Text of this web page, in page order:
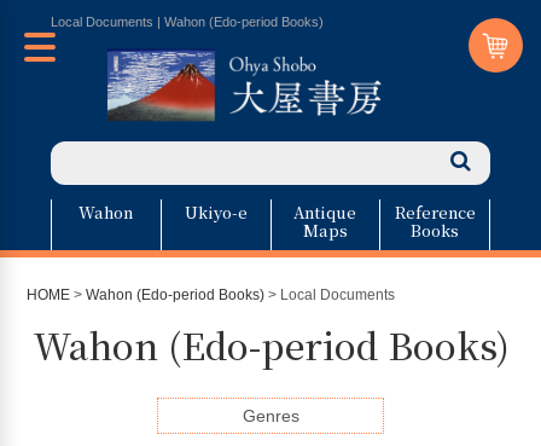
Local Documents | Wahon (Edo-period Books)
Wahon Ukiyo-e Antique
Maps
Reference
Books
HOME >Wahon (Edo-period Books) > Local Documents
Wahon (Edo-period Books)
Genres